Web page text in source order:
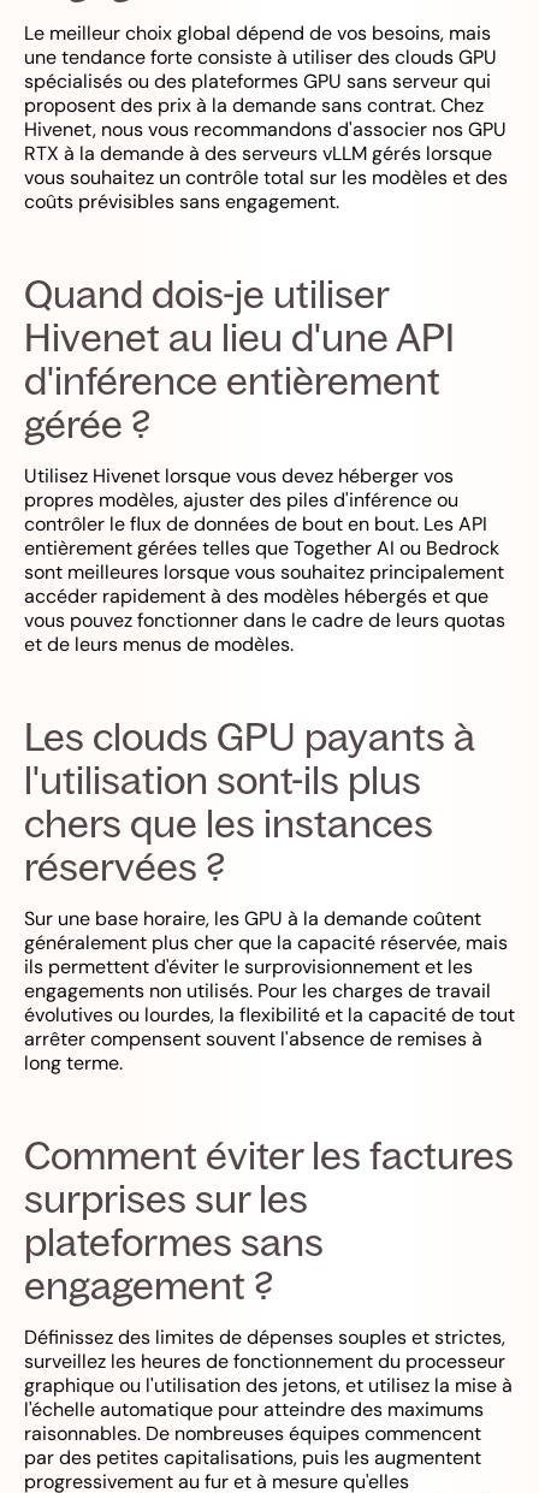
Le meilleur choix global dépend de vos besoins, mais
une tendance forte consiste à utiliser des clouds GPU
spécialisés ou des plateformes GPU sans serveur qui
proposent des prix à la demande sans contrat. Chez
Hivenet, nous vous recommandons d'associer nos GPU
RTX à la demande à des serveurs vLLM gérés lorsque
vous souhaitez un contrôle total sur les modèles et des
coûts prévisibles sans engagement.
Quand dois-je utiliser
Hivenet au lieu d'une API
d'inférence entièrement
gérée ?
Utilisez Hivenet lorsque vous devez héberger vos
propres modèles, ajuster des piles d'inférence ou
contrôler le flux de données de bout en bout. Les API
entièrement gérées telles que Together AI ou Bedrock
sont meilleures lorsque vous souhaitez principalement
accéder rapidement à des modèles hébergés et que
vous pouvez fonctionner dans le cadre de leurs quotas
et de leurs menus de modèles.
Les clouds GPU payants à
l'utilisation sont-ils plus
chers que les instances
réservées ?
Sur une base horaire, les GPU à la demande coûtent
généralement plus cher que la capacité réservée, mais
ils permettent d'éviter le surprovisionnement et les
engagements non utilisés. Pour les charges de travail
évolutives ou lourdes, la flexibilité et la capacité de tout
arrêter compensent souvent l'absence de remises à
long terme.
Comment éviter les factures
surprises sur les
plateformes sans
engagement ?
Définissez des limites de dépenses souples et strictes,
surveillez les heures de fonctionnement du processeur
graphique ou l'utilisation des jetons, et utilisez la mise à
l'échelle automatique pour atteindre des maximums
raisonnables. De nombreuses équipes commencent
par des petites capitalisations, puis les augmentent
progressivement au fur et à mesure qu'elles